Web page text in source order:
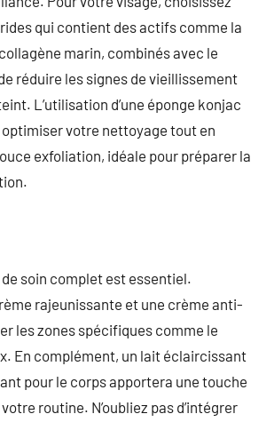
qui contient des actifs comme la
marin, combinés avec le
réduire les signes de vieillissement
L’utilisation d’une éponge konjac
votre nettoyage tout en
exfoliation, idéale pour préparer la
soin complet est essentiel.
rajeunissante et une crème anti-
les zones spécifiques comme le
En complément, un lait éclaircissant
pour le corps apportera une touche
routine. N’oubliez pas d’intégrer